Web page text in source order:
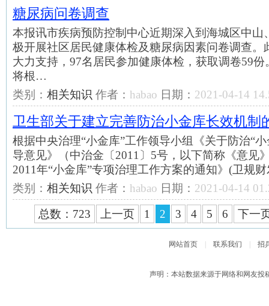
糖尿病问卷调查
本报讯市疾病预防控制中心近期深入到海城区中山
极开展社区居民健康体检及糖尿病因素问卷调查。
大力支持，97名居民参加健康体检，获取调卷59
将根…
类别： 相关知识 作者： habao 日期： 2021-04-14
卫生部关于建立完善防治小金库长效机制
根据中央治理“小金库”工作领导小组《关于防治“
导意见》（中治金〔2011〕5号，以下简称《意见
2011年“小金库”专项治理工作方案的通知》(卫规
类别： 相关知识 作者： habao 日期： 2021-04-14
总数：723 上一页 1 2 3 4 5 6 下一
网站首页 联系我们 招
声明：本站数据来源于网络和网友投